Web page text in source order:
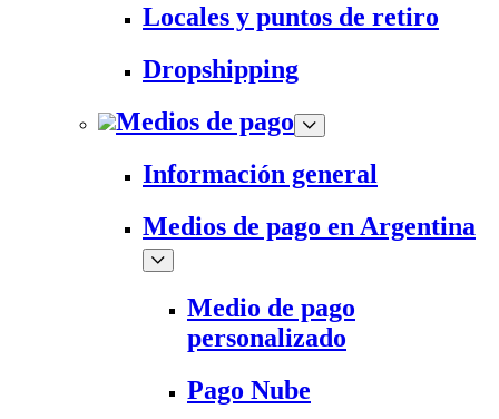
Locales y puntos de retiro
Dropshipping
Medios de pago
Información general
Medios de pago en Argentina
Medio de pago
personalizado
Pago Nube